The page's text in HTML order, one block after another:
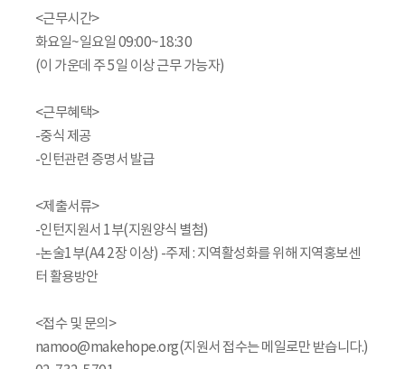
<근무시간>
화요일~일요일 09:00~18:30
(이 가운데 주 5일 이상 근무 가능자)
<근무혜택>
-중식 제공
-인턴관련 증명서 발급
<제출서류>
-인턴지원서 1부(지원양식 별첨)
-논술1부(A4 2장 이상) -주제 : 지역활성화를 위해 지역홍보센
터 활용방안
<접수 및 문의>
namoo@makehope.org(지원서 접수는 메일로만 받습니다.)